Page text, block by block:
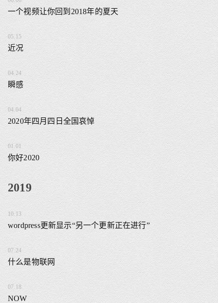
一个视频让你回到2018年的夏天
05.15
近况
04.24
瞬感
04.04
2020年四月四日全国哀悼
01.01
你好2020
2019
10.13
wordpress更新显示“另一个更新正在进行”
07.24
什么是物联网
07.18
NOW